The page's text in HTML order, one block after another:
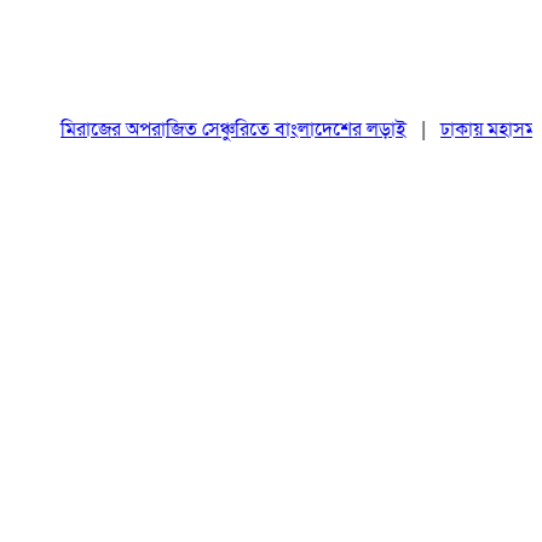
মিরাজের অপরাজিত সেঞ্চুরিতে বাংলাদেশের লড়াই|ঢাকায়